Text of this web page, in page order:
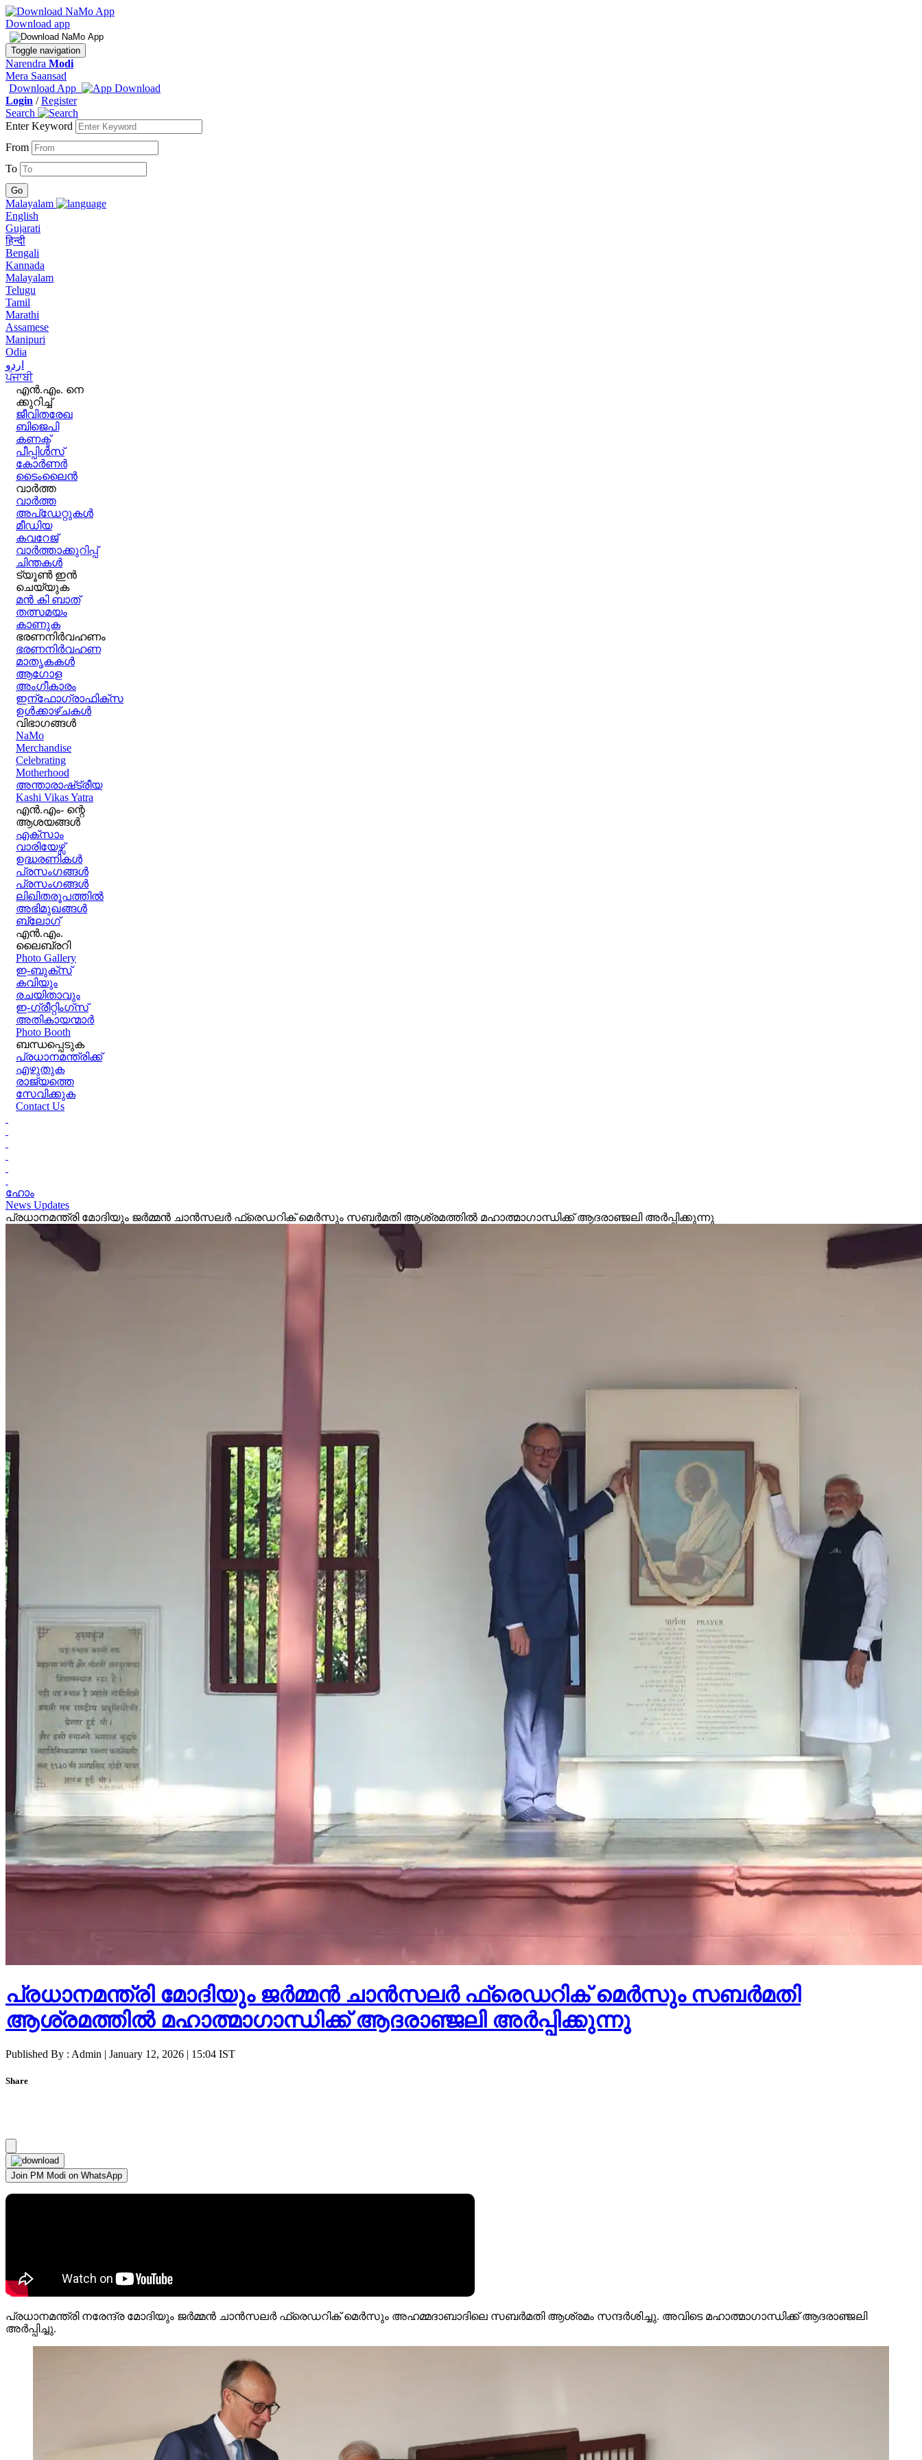
Download app
Toggle navigation
Narendra Modi
Mera Saansad
Download App
Login /Register
Search
Enter Keyword
From
To
Malayalam
English
Gujarati
हिन्दी
Bengali
Kannada
Malayalam
Telugu
Tamil
Marathi
Assamese
Manipuri
Odia
اردو
ਪੰਜਾਬੀ
എൻ.എം. നെ
ക്കുറിച്ച്
ജീവിതരേഖ
ബിജെപി
കണക്ട്
പീപ്പിൾസ്
കോർണർ
ടൈംലൈൻ
വാർത്ത
വാർത്ത
അപ്ഡേറ്റുകൾ
മീഡിയ
കവറേജ്
വാർത്താക്കുറിപ്പ്
ചിന്തകൾ
ട്യൂൺ ഇൻ
ചെയ്യുക
മൻ കി ബാത്
തത്സമയം
കാണുക
ഭരണനിര്‍വഹണം
ഭരണനിര്‍വഹണ
മാതൃകകൾ
ആഗോള
അംഗീകാരം
ഇന്ഫോഗ്രാഫിക്സ
ഉള്‍ക്കാഴ്‌ചകൾ
വിഭാഗങ്ങൾ
NaMo
Merchandise
Celebrating
Motherhood
അന്താരാഷ്‌ട്രീയ
Kashi Vikas Yatra
എൻ.എം- ന്റെ
ആശയങ്ങൾ
എക്സാം
വാരിയേഴ്സ്
ഉദ്ധരണികള്‍
പ്രസംഗങ്ങള്‍
പ്രസംഗങ്ങൾ
ലിഖിതരൂപത്തിൽ
അഭിമുഖങ്ങൾ
ബ്ലോഗ്
എൻ.എം.
ലൈബ്രറി
Photo Gallery
ഇ-ബുക്‌സ്
കവിയും
രചയിതാവും
ഇ-ഗ്രീറ്റിംഗ്‌സ്
അതികായന്മാർ
Photo Booth
ബന്ധപ്പെടുക
പ്രധാനമന്ത്രിക്ക്
എഴുതുക
രാജ്യത്തെ
സേവിക്കുക
Contact Us
ഹോം
News Updates
പ്രധാനമന്ത്രി മോദിയും ജർമ്മൻ ചാൻസലർ ഫ്രെഡറിക് മെർസും സബർമതി ആശ്രമത്തിൽ മഹാത്മാഗാന്ധിക്ക് ആദരാഞ്ജലി അർപ്പിക്കുന്നു
പ്രധാനമന്ത്രി മോദിയും ജർമ്മൻ ചാൻസലർ ഫ്രെഡറിക് മെർസും സബർമതി
ആശ്രമത്തിൽ മഹാത്മാഗാന്ധിക്ക് ആദരാഞ്ജലി അർപ്പിക്കുന്നു
Published By : Admin | January 12, 2026 | 15:04 IST
Share
Join PM Modi on WhatsApp
പ്രധാനമന്ത്രി നരേന്ദ്ര മോദിയും ജർമ്മൻ ചാൻസലർ ഫ്രെഡറിക് മെർസും അഹമ്മദാബാദിലെ സബർമതി ആശ്രമം സന്ദർശിച്ചു. അവിടെ മഹാത്മാഗാന്ധിക്ക് ആദരാഞ്ജലി
അർപ്പിച്ചു.